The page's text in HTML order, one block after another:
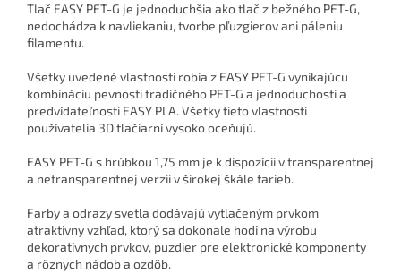
Tlač EASY PET-G je jednoduchšia ako tlač z bežného PET-G,
nedochádza k navliekaniu, tvorbe pľuzgierov ani páleniu
filamentu.
Všetky uvedené vlastnosti robia z EASY PET-G vynikajúcu
kombináciu pevnosti tradičného PET-G a jednoduchosti a
predvídateľnosti EASY PLA. Všetky tieto vlastnosti
používatelia 3D tlačiarní vysoko oceňujú.
EASY PET-G s hrúbkou 1,75 mm je k dispozícii v transparentnej
a netransparentnej verzii v širokej škále farieb.
Farby a odrazy svetla dodávajú vytlačeným prvkom
atraktívny vzhľad, ktorý sa dokonale hodí na výrobu
dekoratívnych prvkov, puzdier pre elektronické komponenty
a rôznych nádob a ozdôb.